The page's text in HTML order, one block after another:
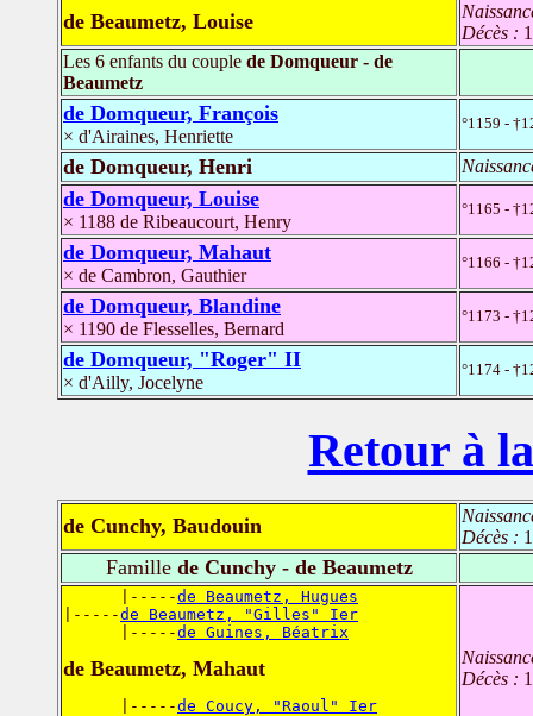
de Beaumetz, Louise
Décès :
Les 6 enfants du couple de Domqueur - de
Beaumetz
de Domqueur, François
× d'Airaines, Henriette
°1159 -
de Domqueur, Henri
de Domqueur, Louise
× 1188 de Ribeaucourt, Henry
°1165 -
de Domqueur, Mahaut
× de Cambron, Gauthier
°1166 -
de Domqueur, Blandine
× 1190 de Flesselles, Bernard
°1173 -
de Domqueur, "Roger" II
× d'Ailly, Jocelyne
°1174 -
Retour à
de Cunchy, Baudouin
Décès :
Famillede Cunchy - de Beaumetz
      |-----
de Beaumetz, Hugues
|-----de Beaumetz, "Gilles" Ier
      |-----
de Guines, Béatrix
de Beaumetz, Mahaut
      |-----
de Coucy, "Raoul" Ier
Décès :